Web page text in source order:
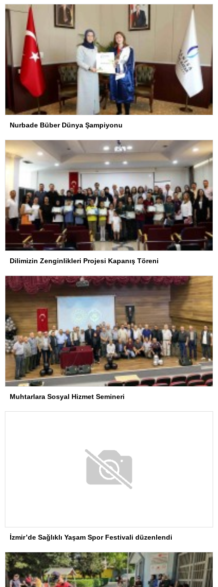
Nurbade Büber Dünya Şampiyonu
Dilimizin Zenginlikleri Projesi Kapanış Töreni
Muhtarlara Sosyal Hizmet Semineri
İzmir’de Sağlıklı Yaşam Spor Festivali düzenlendi